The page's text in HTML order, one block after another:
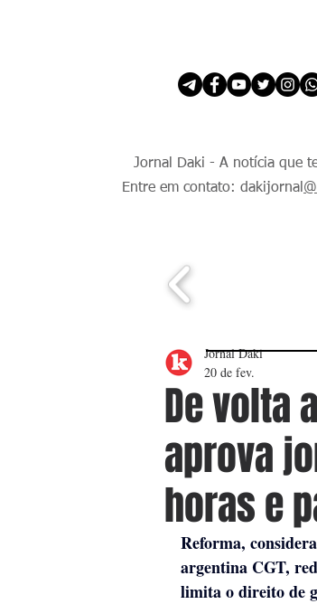
Jornal Daki - A notícia que
Entre em contato: dakijornal
De volta
aprova
horas e
Jornal Daki
20 de fev.
Reforma,
argentina CGT,
limita o direito de